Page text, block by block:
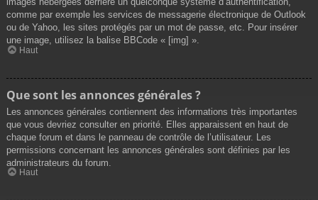
comme par exemple les services de messagerie électronique de Outlook
ou de Yahoo, les sites protégés par un mot de passe, etc. Pour insérer
une image, utilisez la balise BBCode « [img] ».
Haut
Que sont les annonces générales ?
Les annonces générales contiennent des informations très importantes
que vous devriez consulter en priorité. Elles apparaissent en haut de
chaque forum et dans le panneau de contrôle de l’utilisateur. Les
permissions concernant les annonces générales sont définies par les
administrateurs du forum.
Haut